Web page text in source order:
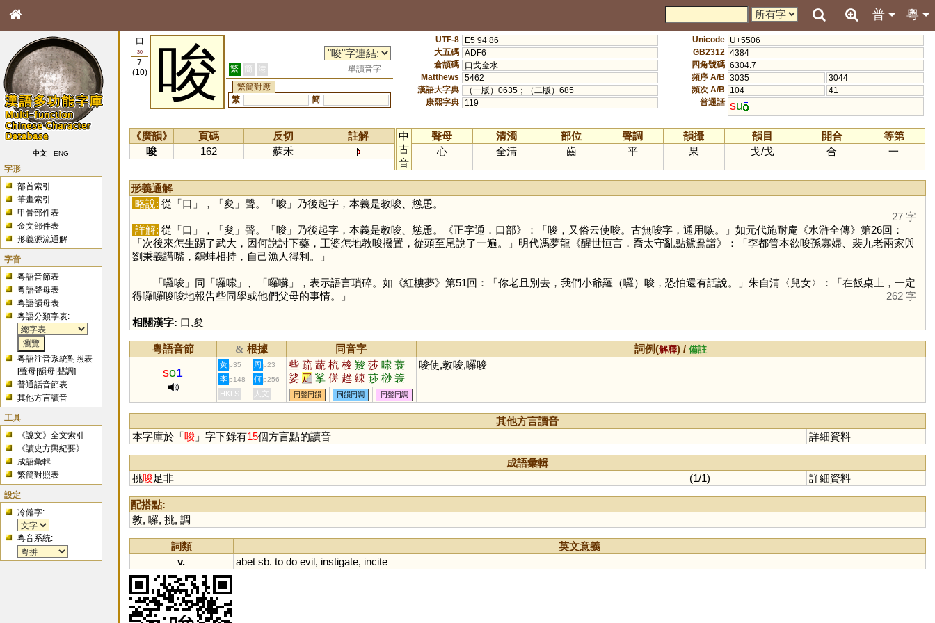
粵
普
中文 ENG
字形
部首索引
筆畫索引
甲骨部件表
金文部件表
形義源流通解
字音
粵語音節表
粵語聲母表
粵語韻母表
粵語分類字表:
粵語注音系統對照表
[聲母 |韻母 |聲調]
普通話音節表
其他方言讀音
工具
《說文》全文索引
《讀史方輿紀要》
成語彙輯
繁簡對照表
設定
冷僻字:
粵音系統:
口
30
7
(10)
唆 繁 簡 港
單讀音字
繁簡對應
繁
簡
UTF-8
E5 94 86
大五碼 ADF6
倉頡碼
口戈金水
Matthews
5462
漢語大字典
（一版）0635；（二版）685
康熙字典
119
Unicode U+5506
GB2312 4384
四角號碼 6304.7
頻序 A/B 3035
3044
頻次 A/B
104
41
普通話 su
《廣韻》 頁碼 反切
註解
唆
162 蘇禾
中
古
音
聲母 清濁 部位 聲調 韻攝 韻目 開合
等第
心
全清 齒 平 果 戈/戈 合 一
形義通解
略說: 從「 口 」，「 夋 」聲。「 唆」乃後起字，本義是教唆、慫恿。
27 字
詳解: 從「 口 」，「 夋 」聲。「 唆」乃後起字，本義是教唆、慫恿。《正字通．口部》：「唆，又俗云使唆。古無唆字，通用嗾。」如元代施耐庵《水滸全傳》第26回：
「次後來怎生踢了武大，因何說討下藥，王婆怎地教唆撥置，從頭至尾說了一遍。」明代馮夢龍《醒世恒言．喬太守亂點鴛鴦譜》：「李都管本欲唆孫寡婦、裴九老兩家與
劉秉義講嘴，鷸蚌相持，自己漁人得利。」
「囉唆」同「囉嗦」、「囉囌」，表示語言瑣碎。如《紅樓夢》第51回：「你老且別去，我們小爺羅（囉）唆，恐怕還有話說。」朱自清〈兒女〉：「在飯桌上，一定
得囉囉唆唆地報告些同學或他們父母的事情。」
262 字
相關漢字: 口,夋
粵語音節 & 根據 同音字 詞例(解釋) /備註
so1
黃 p35 周 p23 些 疏 蔬 梳 梭 羧 莎 嗦 蓑
娑 疋 挲 傞 趖 綀 莏 桫 簑
唆使,教唆,囉唆
李 p148 何 p256
HKLS 人文 同聲同韻 同韻同調 同聲同調
其他方言讀音
本字庫於「唆」字下錄有15個方言點的讀音 詳細資料
成語彙輯
挑唆足非 (1/1) 詳細資料
配搭點:
教, 囉, 挑, 調
詞類
英文意義
v.
abet sb. to do evil, instigate, incite